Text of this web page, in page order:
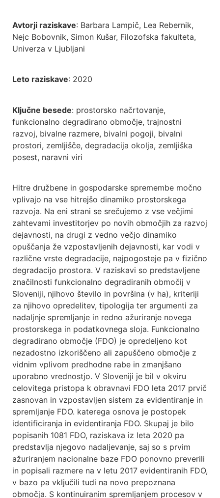
Avtorji raziskave: Barbara Lampič, Lea Rebernik,
Nejc Bobovnik, Simon Kušar, Filozofska fakulteta,
Univerza v Ljubljani
Leto raziskave: 2020
Ključne besede: prostorsko načrtovanje,
funkcionalno degradirano območje, trajnostni
razvoj, bivalne razmere, bivalni pogoji, bivalni
prostori, zemljišče, degradacija okolja, zemljiška
posest, naravni viri
Hitre družbene in gospodarske spremembe močno
vplivajo na vse hitrejšo dinamiko prostorskega
razvoja. Na eni strani se srečujemo z vse večjimi
zahtevami investitorjev po novih območjih za razvoj
dejavnosti, na drugi z vedno večjo dinamiko
opuščanja že vzpostavljenih dejavnosti, kar vodi v
različne vrste degradacije, najpogosteje pa v fizično
degradacijo prostora. V raziskavi so predstavljene
značilnosti funkcionalno degradiranih območij v
Sloveniji, njihovo število in površina (v ha), kriteriji
za njihovo opredelitev, tipologija ter argumenti za
nadaljnje spremljanje in redno ažuriranje novega
prostorskega in podatkovnega sloja. Funkcionalno
degradirano območje (FDO) je opredeljeno kot
nezadostno izkoriščeno ali zapuščeno območje z
vidnim vplivom predhodne rabe in zmanjšano
uporabno vrednostjo. V Sloveniji je bil v okviru
celovitega pristopa k obravnavi FDO leta 2017 prvič
zasnovan in vzpostavljen sistem za evidentiranje in
spremljanje FDO. katerega osnova je postopek
identificiranja in evidentiranja FDO. Skupaj je bilo
popisanih 1081 FDO, raziskava iz leta 2020 pa
predstavlja njegovo nadaljevanje, saj so s prvim
ažuriranjem nacionalne baze FDO ponovno preverili
in popisali razmere na v letu 2017 evidentiranih FDO,
v bazo pa vključili tudi na novo prepoznana
območja. S kontinuiranim spremljanjem procesov v